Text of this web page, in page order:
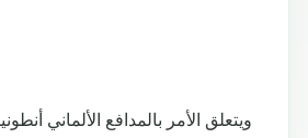
ويتعلق الأمر بالمدافع الألماني